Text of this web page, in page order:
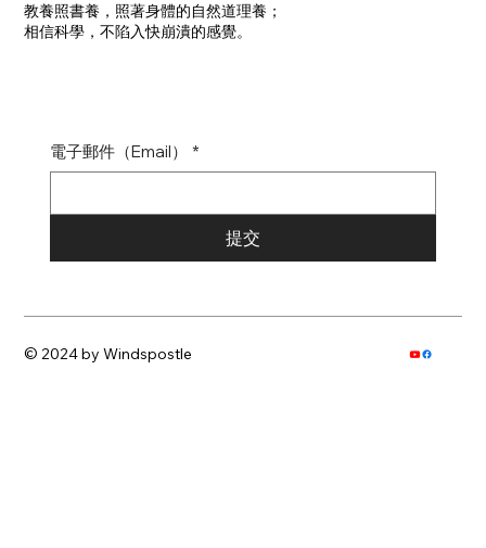
教養照書養，照著身體的自然道理養；
​相信科學，不陷入快崩潰的感覺。
電子郵件（Email） *
提交
© 2024 by Windspostle